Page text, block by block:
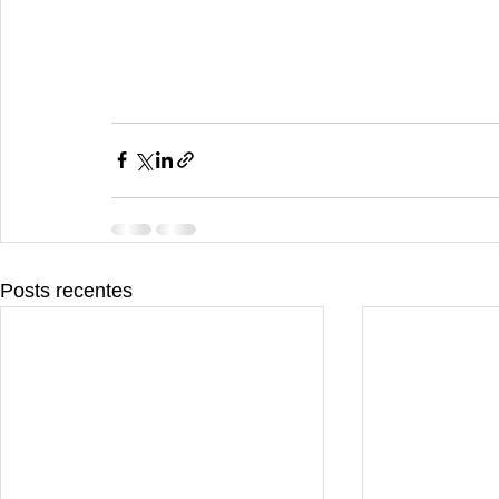
Posts recentes